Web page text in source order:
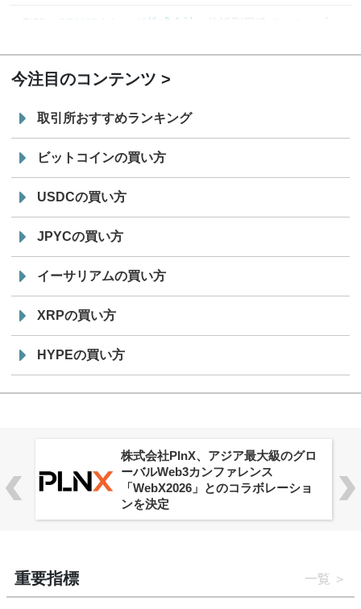
7/29
SBI VCトレード株式会社
信託型円建てステーブル
今注目のコンテンツ
取引所おすすめランキング
ビットコインの買い方
USDCの買い方
JPYCの買い方
イーサリアムの買い方
XRPの買い方
HYPEの買い方
株式会社PlnX、アジア最大級のグロ
ーバルWeb3カンファレンス
「WebX2026」とのコラボレーショ
ンを決定
重要指標 一覧